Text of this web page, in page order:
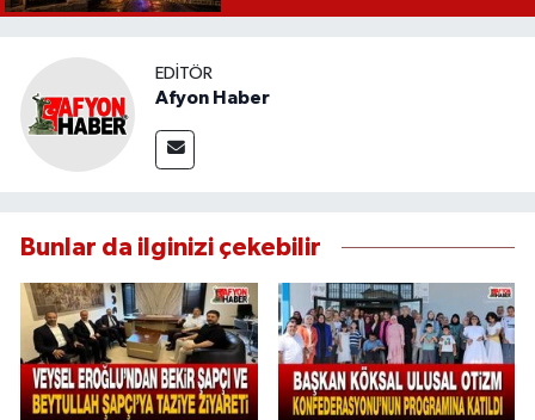
EDITÖR
Afyon Haber
Bunlar da ilginizi çekebilir